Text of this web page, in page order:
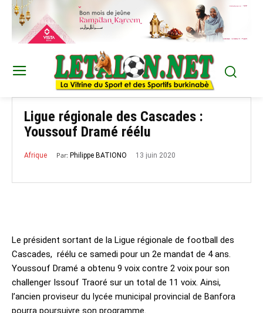
Ligue régionale des Cascades :
Youssouf Dramé réélu
Afrique Par: Philippe BATIONO 13 juin 2020
Le président sortant de la Ligue régionale de football des
Cascades, réélu ce samedi pour un 2e mandat de 4 ans.
Youssouf Dramé a obtenu 9 voix contre 2 voix pour son
challenger Issouf Traoré sur un total de 11 voix. Ainsi,
l’ancien proviseur du lycée municipal provincial de Banfora
pourra poursuivre son programme.